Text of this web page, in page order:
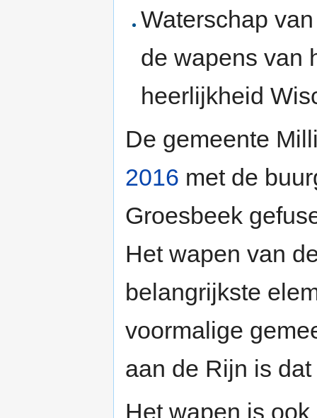
Waterschap
de wapens van
heerlijkheid
De gemeente
2016 met de
Groesbeek
Het wapen van
belangrijkste
voormalige
aan de Rijn is
Het wapen is